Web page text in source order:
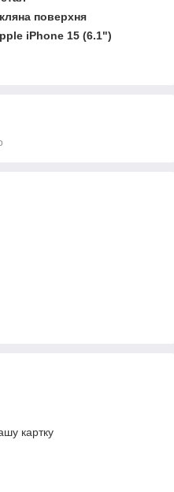
поверхня
iPhone 15 (6.1")
картку